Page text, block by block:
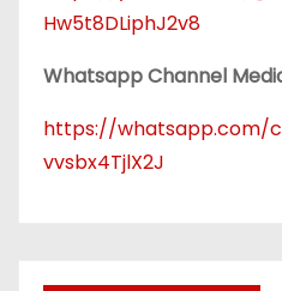
Hw5t8DLiphJ2v8
Whatsapp Channel
https://whatsapp.com/
vvsbx4TjlX2J